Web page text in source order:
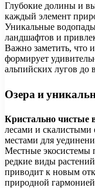
Глубокие долины и
каждый элемент
Уникальные
ландшафтов и
Важно заметить, что
формирует
альпийских лугов до
Озера и
Кристально чистые
лесами и скалистыми
местами для
Местные экосистемы
редкие виды
приводит к новым
природной